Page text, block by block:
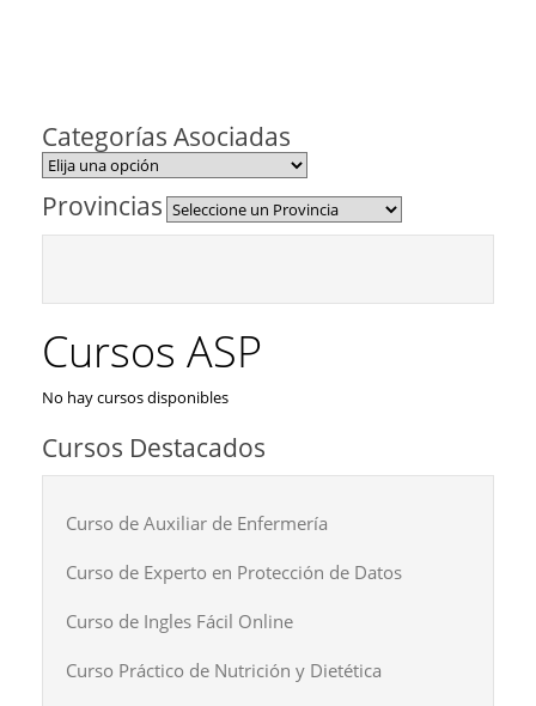
Categorías Asociadas
Provincias
Cursos ASP
No hay cursos disponibles
Cursos Destacados
Curso de Auxiliar de Enfermería
Curso de Experto en Protección de Datos
Curso de Ingles Fácil Online
Curso Práctico de Nutrición y Dietética